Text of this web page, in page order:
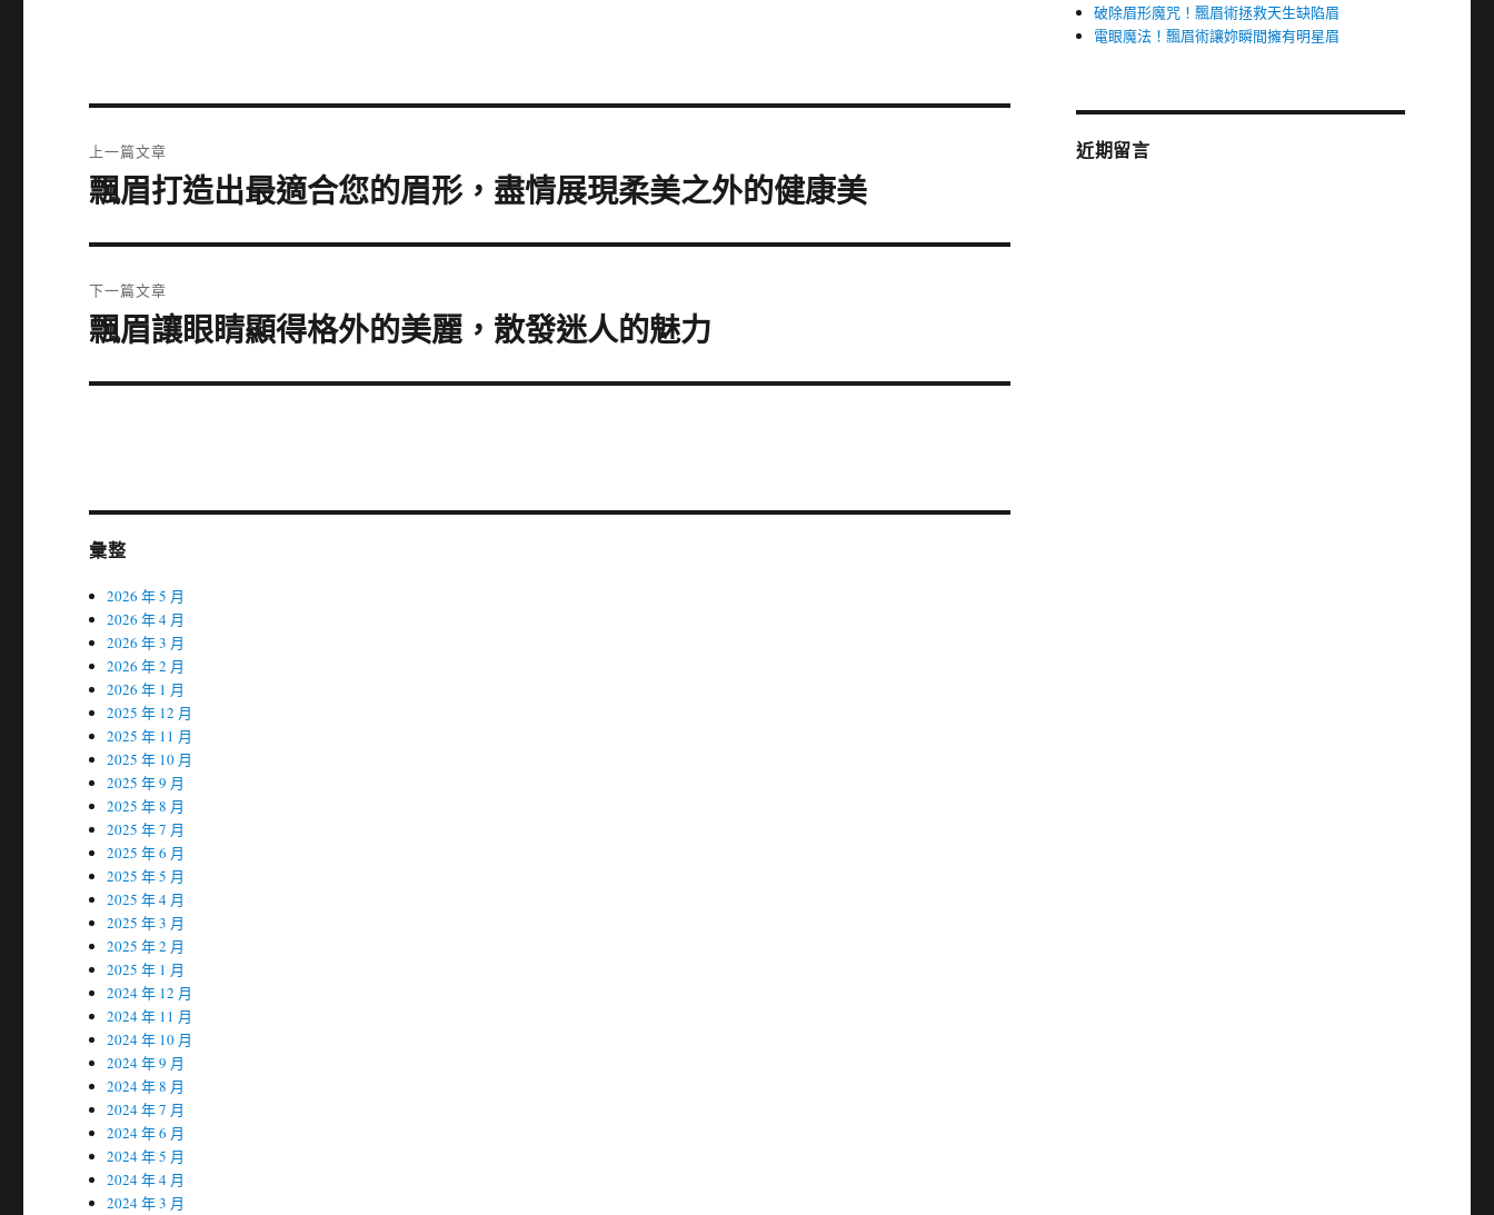
章
上一篇文章
上
篇
章:
飄眉打造出最適合您的眉形，盡情展現柔美之外的健康美
下一篇文章
下
篇
飄眉讓眼睛顯得格外的美麗，散發迷人的魅力
彙整
2026 年 5 月
2026 年 4 月
2026 年 3 月
2026 年 2 月
2026 年 1 月
2025 年 12 月
2025 年 11 月
2025 年 10 月
2025 年 9 月
2025 年 8 月
2025 年 7 月
2025 年 6 月
2025 年 5 月
2025 年 4 月
2025 年 3 月
2025 年 2 月
2025 年 1 月
2024 年 12 月
2024 年 11 月
2024 年 10 月
2024 年 9 月
2024 年 8 月
2024 年 7 月
2024 年 6 月
2024 年 5 月
2024 年 4 月
2024 年 3 月
破除眉形魔咒！飄眉術拯救天生缺陷眉
電眼魔法！飄眉術讓妳瞬間擁有明星眉
近期留言